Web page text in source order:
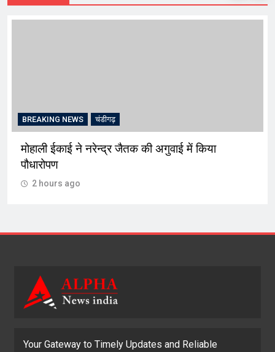
BREAKING NEWS चंडीगढ़
मोहाली ईकाई ने नरेन्द्र जैतक की अगुवाई में किया
पौधारोपण
2 hours ago
Your Gateway to Timely Updates and Reliable